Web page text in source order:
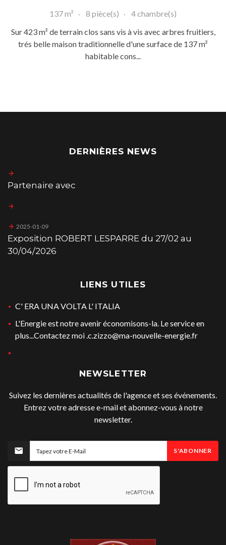
137 m² 8 pièce(s)
4 chambre(s)
Sur 423 m² de terrain clos sans vis à vis avec arbres fruitiers,
trés belle maison traditionnelle d'une surface de 137 m²
habitable cons...
DERNIÈRES NEWS
Partenaire avec
2025-01-09
Exposition ROBERT LESPARRE du 27/02 au
30/04/2026
LIENS UTILES
C' ERA UNA VOLTA L' ITALIA
L'Energie est notre avenir économisons-la. Le service en
plus...Contactez moi .c.zizzo@ma-nouvelle-energie.fr
NEWSLETTER
Suivez les dernières actualités de l'agence et ses événements.
Entrez votre adresse e-mail et abonnez-vous à notre
newsletter.
S'ABONNER